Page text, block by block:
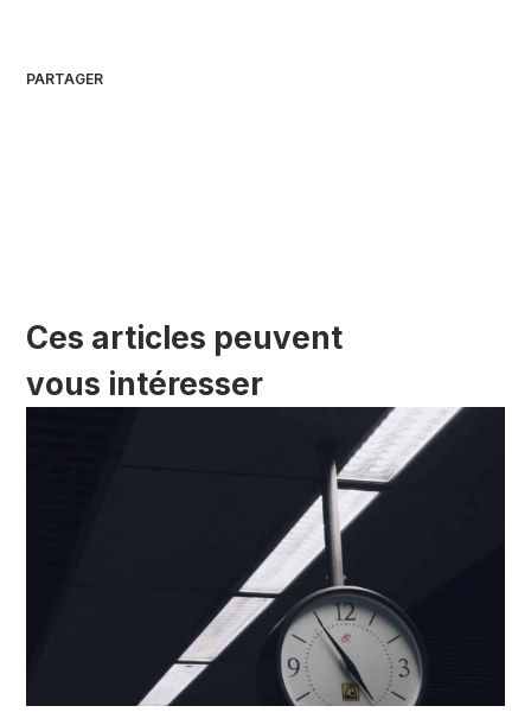
PARTAGER
Ces articles peuvent
vous intéresser